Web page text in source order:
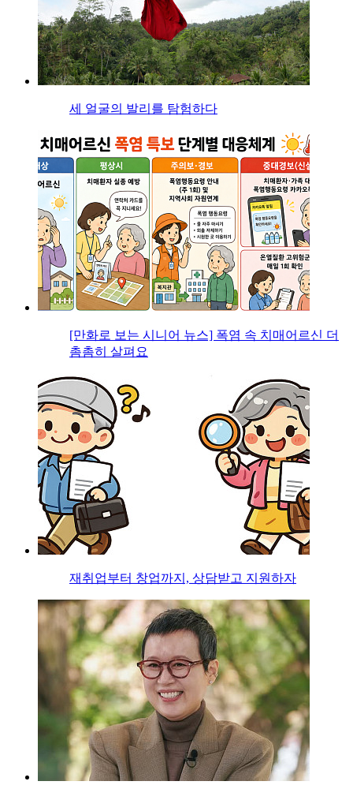
세 얼굴의 발리를 탐험하다
[만화로 보는 시니어 뉴스] 폭염 속 치매어르신 더
촘촘히 살펴요
재취업부터 창업까지, 상담받고 지원하자